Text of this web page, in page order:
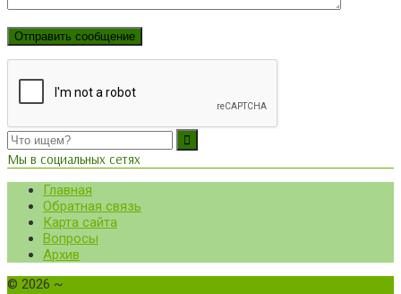
Мы в социальных сетях
Главная
Обратная связь
Карта сайта
Вопросы
Архив
© 2026 ~